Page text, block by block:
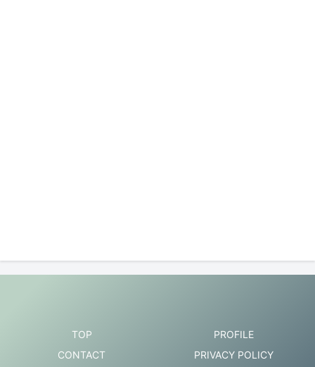
TOP
PROFILE
CONTACT
PRIVACY POLICY